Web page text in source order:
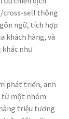
cross-sell thông
ngữ, tích hợp
khách hàng, và
như
phát triển, anh
từ một nhóm
triệu tương